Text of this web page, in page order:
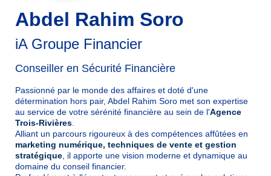
Abdel Rahim Soro
iA Groupe Financier
Conseiller en Sécurité Financière
Passionné par le monde des affaires et doté d'une
détermination hors pair, Abdel Rahim Soro met son expertise
au service de votre sérénité financière au sein de l'Agence
Trois-Rivières
Alliant un parcours rigoureux à des compétences affûtées en
marketing numérique, techniques de vente et gestion
stratégique , il apporte une vision moderne et dynamique au
domaine du conseil financier.